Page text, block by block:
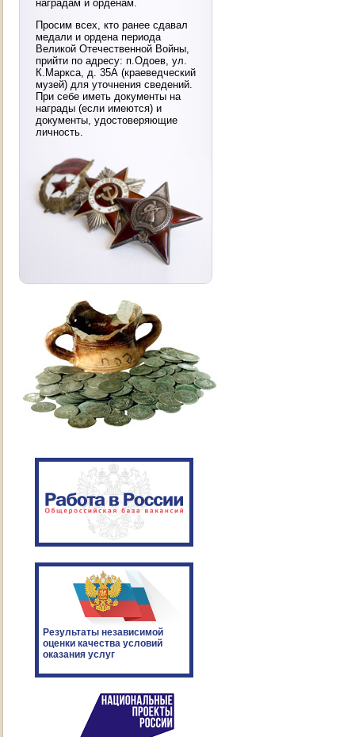
наградам и орденам.
Просим всех, кто ранее сдавал
медали и ордена периода
Великой Отечественной Войны,
прийти по адресу: п.Одоев, ул.
К.Маркса, д. 35А (краеведческий
музей) для уточнения сведений.
При себе иметь документы на
награды (если имеются) и
документы, удостоверяющие
личность.
Результаты независимой
оценки качества условий
оказания услуг